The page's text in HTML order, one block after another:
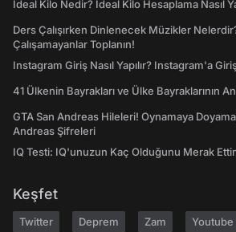
İdeal Kilo Nedir? İdeal Kilo Hesaplama Nasıl
Ders Çalışırken Dinlenecek Müzikler
Çalışamayanlar Toplanın!
Instagram Giriş Nasıl Yapılır? Instagram'a
41 Ülkenin Bayrakları ve Ülke Bayraklarının
GTA San Andreas Hileleri! Oynamaya
Andreas Şifreleri
IQ Testi: IQ'unuzun Kaç Olduğunu Merak
Keşfet
Twitter Deprem Zam Youtube